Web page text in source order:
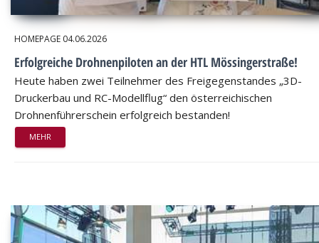
HOMEPAGE 04.06.2026
Erfolgreiche Drohnenpiloten an der HTL Mössingerstraße!
Heute haben zwei Teilnehmer des Freigegenstandes „3D-
Druckerbau und RC-Modellflug“ den österreichischen
Drohnenführerschein erfolgreich bestanden!
MEHR